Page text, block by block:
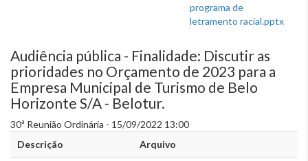
programa de
letramento racial.pptx
Audiência pública - Finalidade: Discutir as
prioridades no Orçamento de 2023 para a
Empresa Municipal de Turismo de Belo
Horizonte S/A - Belotur.
30ª Reunião Ordinária - 15/09/2022 13:00
Descrição
Arquivo